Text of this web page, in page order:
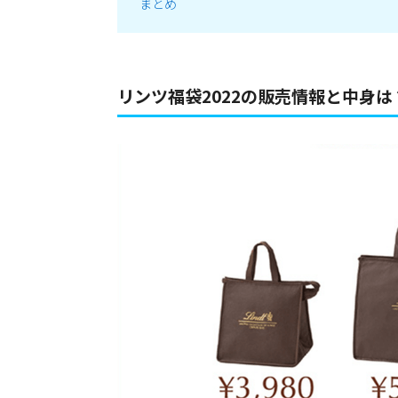
まとめ
リンツ福袋2022の販売情報と中身は